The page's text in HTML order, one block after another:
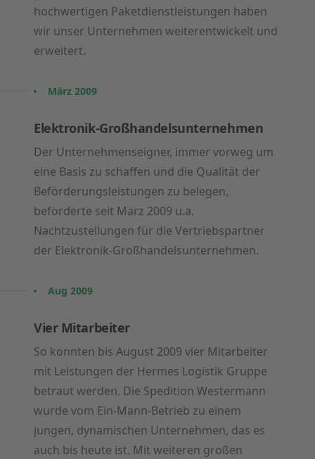
hochwertigen Paketdienstleistungen haben
wir unser Unternehmen weiterentwickelt und
erweitert.
März 2009
Elektronik-Großhandelsunternehmen
Der Unternehmenseigner, immer vorweg um
eine Basis zu schaffen und die Qualität der
Beförderungsleistungen zu belegen,
beförderte seit März 2009 u.a.
Nachtzustellungen für die Vertriebspartner
der Elektronik-Großhandelsunternehmen.
Aug 2009
Vier Mitarbeiter
So konnten bis August 2009 vier Mitarbeiter
mit Leistungen der Hermes Logistik Gruppe
betraut werden. Die Spedition Westermann
wurde vom Ein-Mann-Betrieb zu einem
jungen, dynamischen Unternehmen, das es
auch bis heute ist. Mit weiteren großen